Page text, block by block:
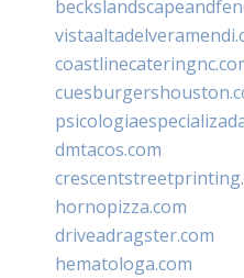
dmtacos.com
hornopizza.com
driveadragster.com
hematologa.com